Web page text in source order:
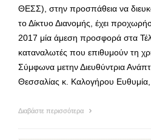
ΘΕΣΣ), στην προσπάθεια να
το Δίκτυο Διανομής, έχει
2017 μία άμεση προσφορά στα
καταναλωτές που επιθυμούν τη
Σύμφωνα μετην Διευθύντρια
Θεσσαλίας κ. Καλογήρου
Διαβάστε περισσότερα